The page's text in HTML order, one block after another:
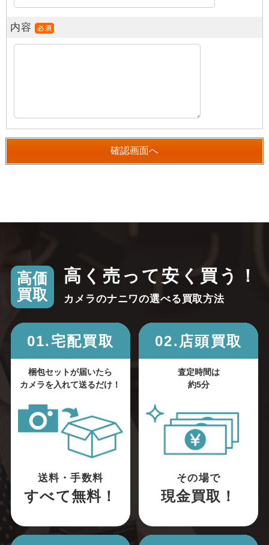
内容
高価
買取
高く売って安く買う！
カメラのナニワの選べる買取方法
01.宅配買取
梱包セットが届いたら
カメラを入れて送るだけ！
送料・手数料
すべて無料！
02.店頭買取
査定時間は
約5分
その場で
現金買取！